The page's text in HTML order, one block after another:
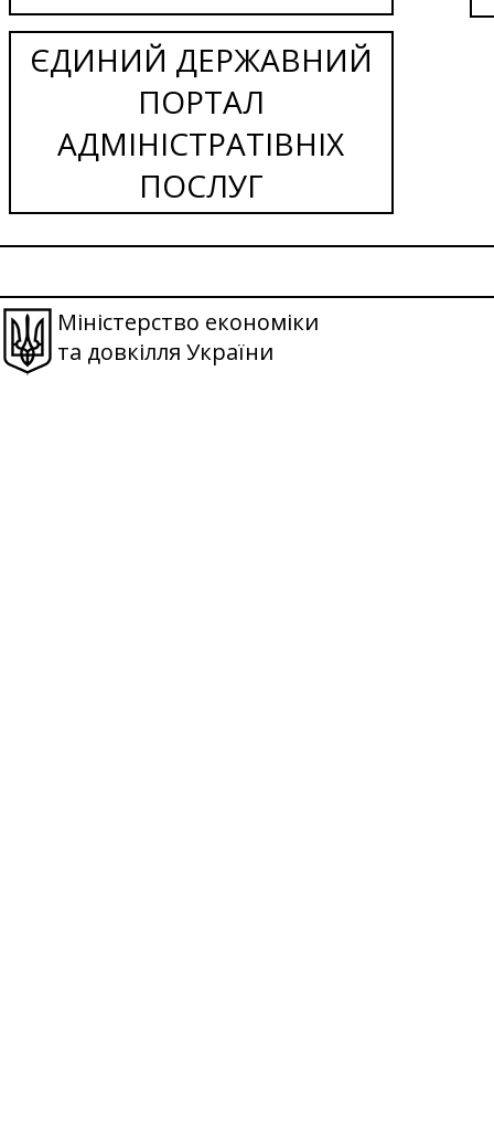
ЄДИНИЙ ДЕРЖАВНИЙ
ПОРТАЛ
АДМІНІСТРАТІВНІХ
ПОСЛУГ
Міністерство економіки
та довкілля України